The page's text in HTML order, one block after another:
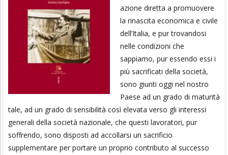
azione diretta a promuovere
la rinascita economica e civile
dell’Italia, e pur trovandosi
nelle condizioni che
sappiamo, pur essendo essi i
più sacrificati della società,
sono giunti oggi nel nostro
Paese ad un grado di maturità
tale, ad un grado di sensibilità così elevata verso gli interessi
generali della società nazionale, che questi lavoratori, pur
soffrendo, sono disposti ad accollarsi un sacrificio
supplementare per portare un proprio contributo al successo